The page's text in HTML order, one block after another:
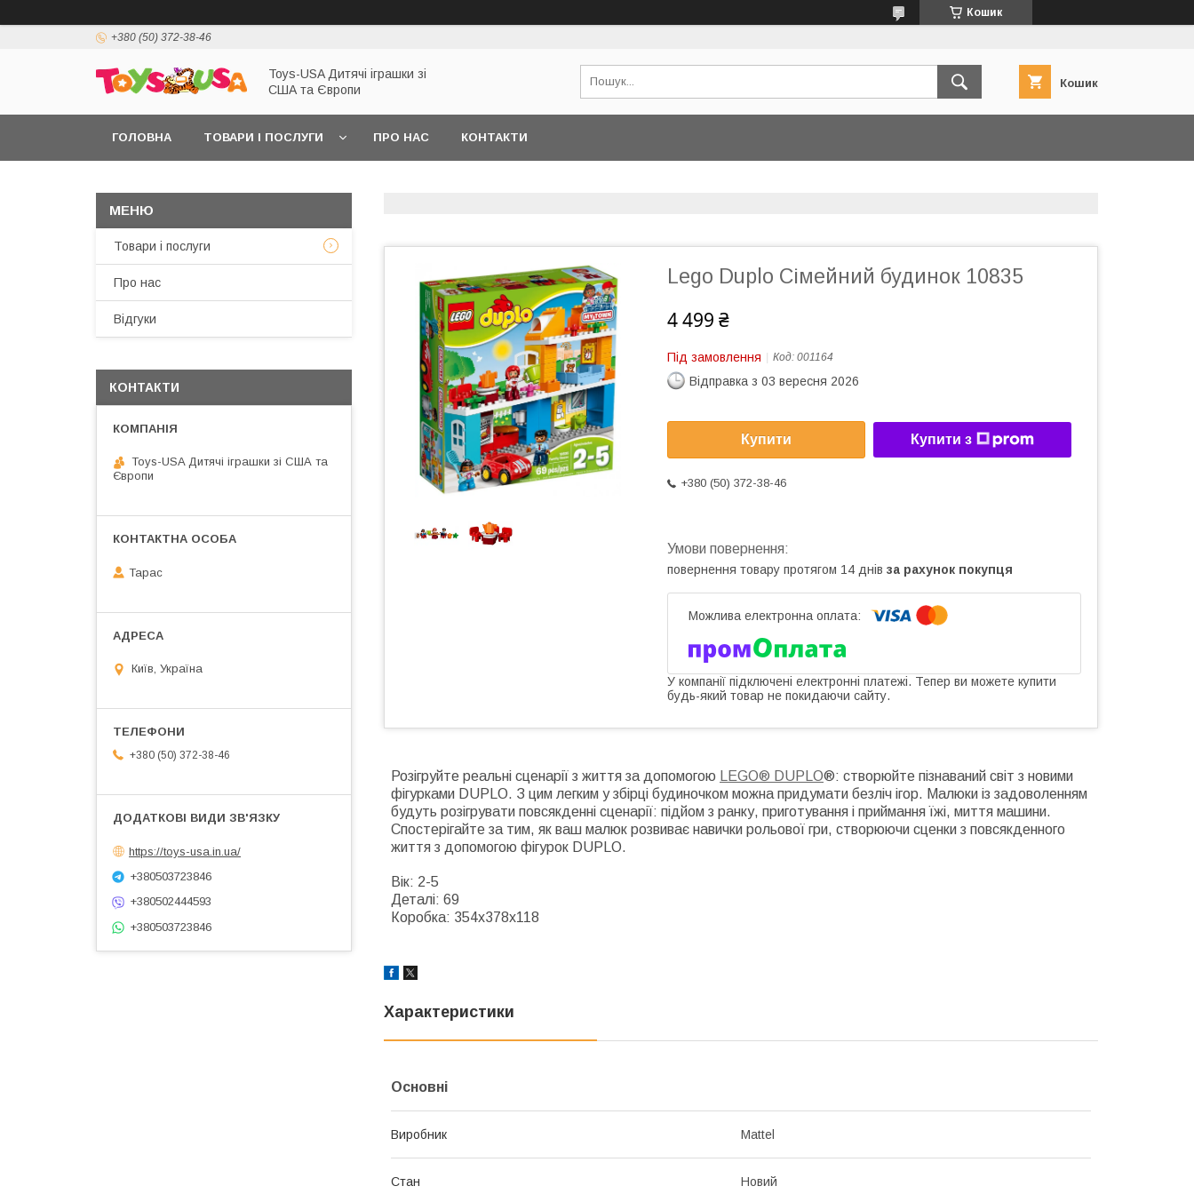
Кошик
+380 (50) 372-38-46
Toys-USA Дитячі іграшки зі
США та Європи
Кошик
ГОЛОВНА ТОВАРИ І ПОСЛУГИ ПРО НАС КОНТАКТИ
Lego Duplo Сімейний будинок 10835
4 499 ₴
Під замовлення Код: 001164
Відправка з 03 вересня 2026
Купити Купити з
+380 (50) 372-38-46
повернення товару протягом 14 днів за рахунок покупця
У компанії підключені електронні платежі. Тепер ви можете купити
будь-який товар не покидаючи сайту.
Розігруйте реальні сценарії з життя за допомогою LEGO® DUPLO®: створюйте пізнаваний світ з новими
фігурками DUPLO. З цим легким у збірці будиночком можна придумати безліч ігор. Малюки із задоволенням
будуть розігрувати повсякденні сценарії: підйом з ранку, приготування і приймання їжі, миття машини.
Спостерігайте за тим, як ваш малюк розвиває навички рольової гри, створюючи сценки з повсякденного
життя з допомогою фігурок DUPLO.
Вік: 2-5
Деталі: 69
Коробка: 354x378x118
Характеристики
Основні
Виробник Mattel
Стан Новий
Товари і послуги
Про нас
Відгуки
КОНТАКТИ
Toys-USA Дитячі іграшки зі США та
Європи
Тарас
Київ, Україна
+380 (50) 372-38-46
https://toys-usa.in.ua/
+380503723846
+380502444593
+380503723846